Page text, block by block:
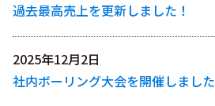
過去最高売上を更新しました！
2025年12月2日
社内ボーリング大会を開催しました